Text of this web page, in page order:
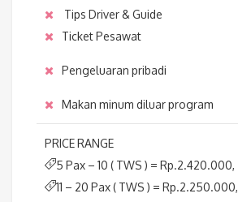
Tips Driver & Guide
Ticket Pesawat
Pengeluaran pribadi
Makan minum diluar program
PRICE RANGE
5 Pax – 10 ( TWS ) = Rp.2.420.000,
11 – 20 Pax ( TWS ) = Rp.2.250.000,